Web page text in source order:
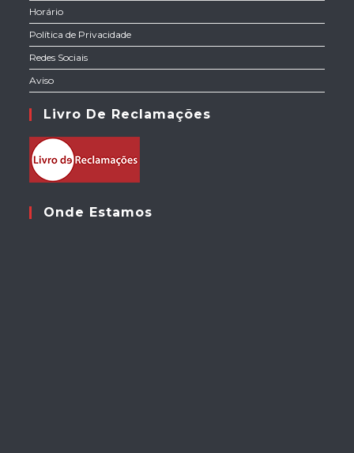
Horário
Política de Privacidade
Redes Sociais
Aviso
Livro De Reclamações
Onde Estamos